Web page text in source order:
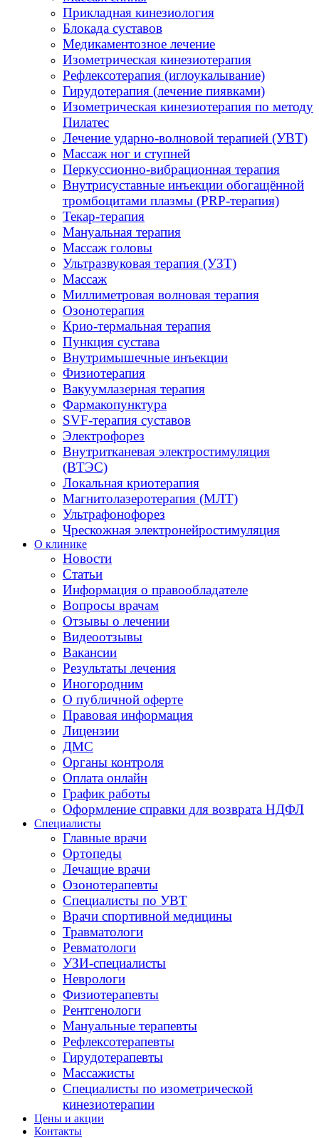
Прикладная кинезиология
Блокада суставов
Медикаментозное лечение
Изометрическая кинезиотерапия
Рефлексотерапия (иглоукалывание)
Гирудотерапия (лечение пиявками)
Изометрическая кинезиотерапия по методу
Пилатес
Лечение ударно-волновой терапией (УВТ)
Массаж ног и ступней
Перкуссионно-вибрационная терапия
Внутрисуставные инъекции обогащённой
тромбоцитами плазмы (PRP-терапия)
Текар-терапия
Мануальная терапия
Массаж головы
Ультразвуковая терапия (УЗТ)
Массаж
Миллиметровая волновая терапия
Озонотерапия
Крио-термальная терапия
Пункция сустава
Внутримышечные инъекции
Физиотерапия
Вакуумлазерная терапия
Фармакопунктура
SVF-терапия суставов
Электрофорез
Внутритканевая электростимуляция
(ВТЭС)
Локальная криотерапия
Магнитолазеротерапия (МЛТ)
Ультрафонофорез
Чрескожная электронейростимуляция
О клинике
Новости
Статьи
Информация о правообладателе
Вопросы врачам
Отзывы о лечении
Видеоотзывы
Вакансии
Результаты лечения
Иногородним
О публичной оферте
Правовая информация
Лицензии
ДМС
Органы контроля
Оплата онлайн
График работы
Оформление справки для возврата НДФЛ
Специалисты
Главные врачи
Ортопеды
Лечащие врачи
Озонотерапевты
Специалисты по УВТ
Врачи спортивной медицины
Травматологи
Ревматологи
УЗИ-специалисты
Неврологи
Физиотерапевты
Рентгенологи
Мануальные терапевты
Рефлексотерапевты
Гирудотерапевты
Массажисты
Специалисты по изометрической
кинезиотерапии
Цены и акции
Контакты